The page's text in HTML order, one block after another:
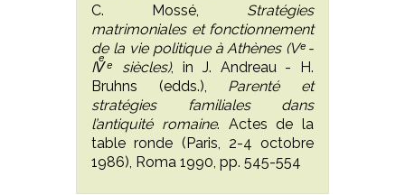
C. Mossé, Stratégies
matrimoniales et fonctionnement
de la vie politique à Athènes (V ͤ -
IVͤ ͤ siècles), in J. Andreau - H.
Bruhns (edds.), Parenté et
stratégies familiales dans
l’antiquité romaine. Actes de la
table ronde (Paris, 2-4 octobre
1986), Roma 1990, pp. 545-554